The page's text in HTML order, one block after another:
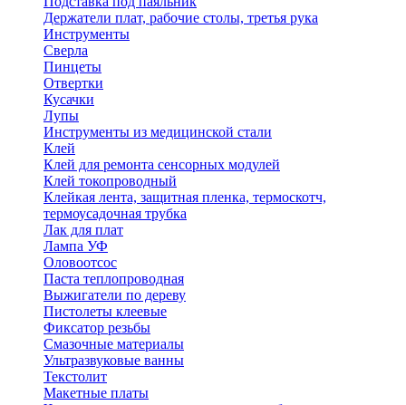
Держатели плат, рабочие столы, третья рука
Инструменты
Сверла
Пинцеты
Отвертки
Кусачки
Лупы
Инструменты из медицинской стали
Клей
Клей для ремонта сенсорных модулей
Клей токопроводный
Клейкая лента, защитная пленка, термоскотч,
термоусадочная трубка
Лак для плат
Лампа УФ
Оловоотсос
Паста теплопроводная
Выжигатели по дереву
Пистолеты клеевые
Фиксатор резьбы
Смазочные материалы
Ультразвуковые ванны
Текстолит
Макетные платы